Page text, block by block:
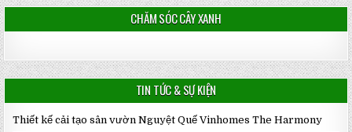
CHĂM SÓC CÂY XANH
TIN TỨC & SỰ KIỆN
Thiết kế cải tạo sân vườn Nguyệt Quế Vinhomes The Harmony